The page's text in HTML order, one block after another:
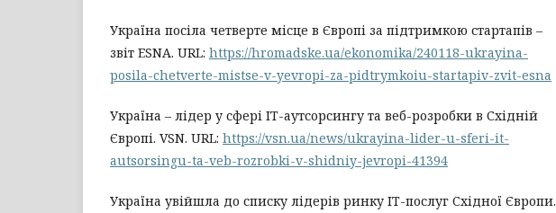
Україна посіла четверте місце в Європі за підтримкою стартапів –
звіт ESNA. URL: https://hromadske.ua/ekonomika/240118-ukrayina-
posila-chetverte-mistse-v-yevropi-za-pidtrymkoiu-startapiv-zvit-esna
Україна – лідер у сфері ІТ-аутсорсингу та веб-розробки в Східній
Європі. VSN. URL: https://vsn.ua/news/ukrayina-lider-u-sferi-it-
autsorsingu-ta-veb-rozrobki-v-shidniy-jevropi-41394
Україна увійшла до списку лідерів ринку ІТ-послуг Східної Європи.